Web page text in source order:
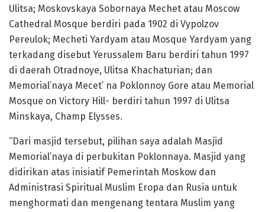
Ulitsa; Moskovskaya Sobornaya Mechet atau Moscow
Cathedral Mosque berdiri pada 1902 di Vypolzov
Pereulok; Mecheti Yardyam atau Mosque Yardyam yang
terkadang disebut Yerussalem Baru berdiri tahun 1997
di daerah Otradnoye, Ulitsa Khachaturian; dan
Memorial’naya Mecet’ na Poklonnoy Gore atau Memorial
Mosque on Victory Hill- berdiri tahun 1997 di Ulitsa
Minskaya, Champ Elysses.
“Dari masjid tersebut, pilihan saya adalah Masjid
Memorial’naya di perbukitan Poklonnaya. Masjid yang
didirikan atas inisiatif Pemerintah Moskow dan
Administrasi Spiritual Muslim Eropa dan Rusia untuk
menghormati dan mengenang tentara Muslim yang